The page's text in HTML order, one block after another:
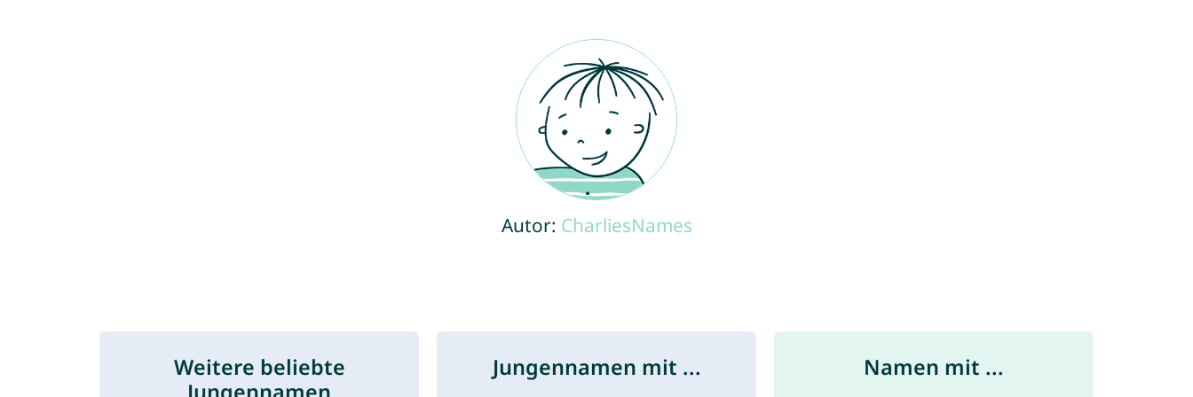
Autor: CharliesNames
Weitere beliebte
Jungennamen
Jungennamen mit ... Namen mit ...